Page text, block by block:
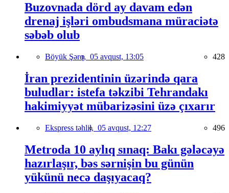
Buzovnada dörd ay davam edən
drenaj işləri ombudsmana müraciətə
səbəb olub
Böyük Şərq, 05 avqust, 13:05 428
İran prezidentinin üzərində qara
buludlar: istefa təkzibi Tehrandakı
hakimiyyət mübarizəsini üzə çıxarır
Ekspress təhlil, 05 avqust, 12:27 496
Metroda 10 aylıq sınaq: Bakı gələcəyə
hazırlaşır, bəs sərnişin bu günün
yükünü necə daşıyacaq?